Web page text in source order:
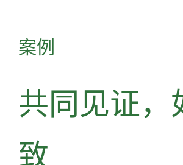
案例
共同见证，
致